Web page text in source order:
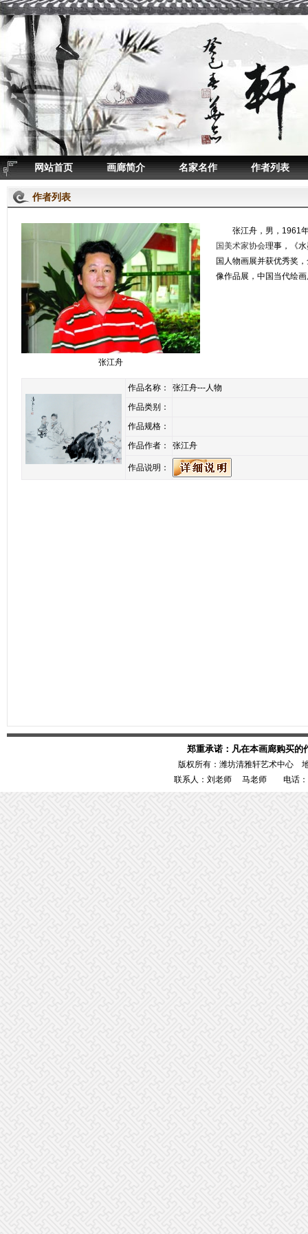
网站首页 画廊简介 名家名作 作者列表
作者列表
张江舟
张江舟，男，1961年
国美术家协会理事，《
国人物画展并获优秀奖
像作品展，中国当代绘
作品名称：
张江舟---人物
作品类别：
作品规格：
作品作者：
张江舟
作品说明：
郑重承诺：凡在本画廊购买的
版权所有：潍坊清雅轩艺术中心
联系人：刘老师 马老师 电话